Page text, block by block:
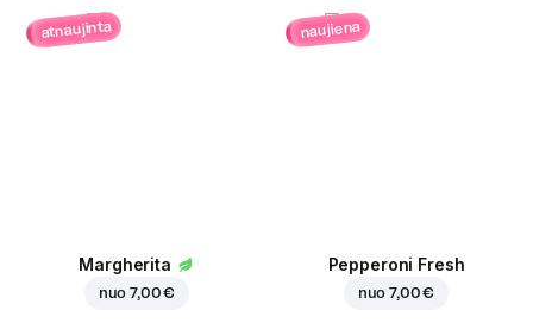
atnaujinta
Margherita
nuo7,00 €
naujiena
Pepperoni Fresh
nuo7,00 €